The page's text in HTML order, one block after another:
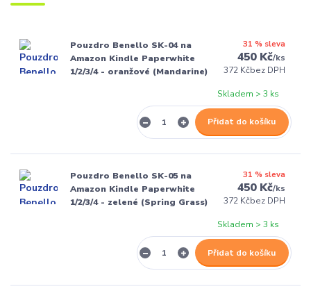
Pouzdro Benello SK-04 na
Amazon Kindle Paperwhite
1/2/3/4 - oranžové (Mandarine)
31 % sleva
450 Kč/ks
372 Kčbez DPH
Skladem > 3 ks
Přidat do košíku
Pouzdro Benello SK-05 na
Amazon Kindle Paperwhite
1/2/3/4 - zelené (Spring Grass)
31 % sleva
450 Kč/ks
372 Kčbez DPH
Skladem > 3 ks
Přidat do košíku